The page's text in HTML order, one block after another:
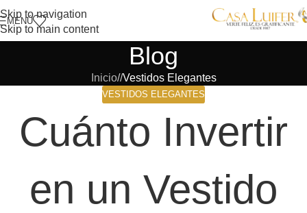
Skip to navigation
Skip to main content
MENÚ
Blog
Inicio/ Vestidos Elegantes
VESTIDOS ELEGANTES
Cuánto Invertir
en un Vestido